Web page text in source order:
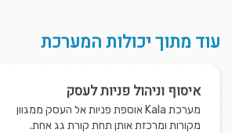
עוד מתוך יכולות המערכת
איסוף וניהול פניות לעסק
מערכת Kala אוספת פניות אל העסק ממגוון
מקורות ומרכזת אותן תחת קורת גג אחת.